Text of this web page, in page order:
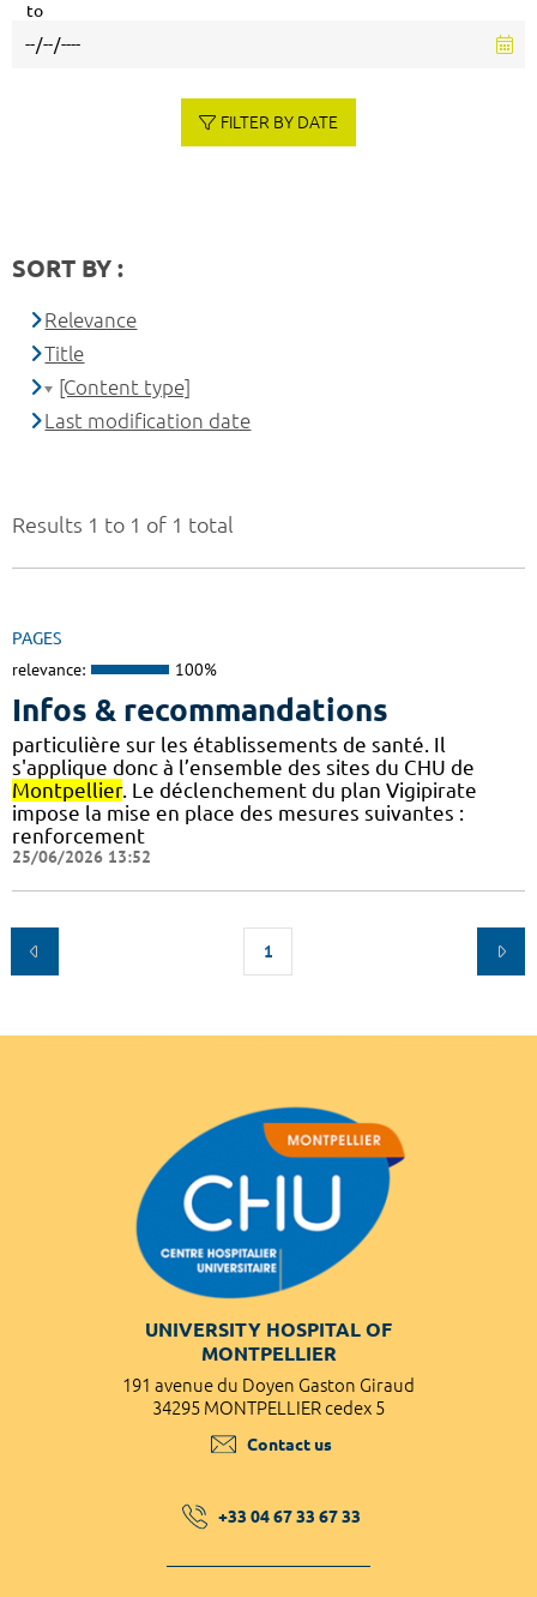
Results 1 to 1 of 1 total
PAGES
relevance: 100%
Infos & recommandations
particulière sur les établissements de santé. Il
s'applique donc à l’ensemble des sites du CHU de
Montpellier. Le déclenchement du plan Vigipirate
impose la mise en place des mesures suivantes :
renforcement
25/06/2026 13:52
1
to
FILTER BY DATE
SORT BY :
Relevance
Title
[Content type]
Last modification date
UNIVERSITY HOSPITAL OF
MONTPELLIER
191 avenue du Doyen Gaston Giraud
34295 MONTPELLIER cedex 5
Contact us
+33 04 67 33 67 33